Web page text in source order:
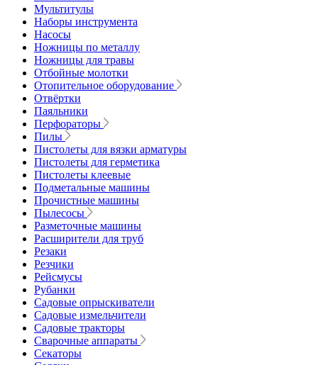
Мультитулы
Наборы инструмента
Насосы
Ножницы по металлу
Ножницы для травы
Отбойные молотки
Отопительное оборудование
Отвёртки
Паяльники
Перфораторы
Пилы
Пистолеты для вязки арматуры
Пистолеты для герметика
Пистолеты клеевые
Подметальные машины
Прочистные машины
Пылесосы
Разметочные машины
Расширители для труб
Резаки
Резчики
Рейсмусы
Рубанки
Садовые опрыскиватели
Садовые измельчители
Садовые тракторы
Сварочные аппараты
Секаторы